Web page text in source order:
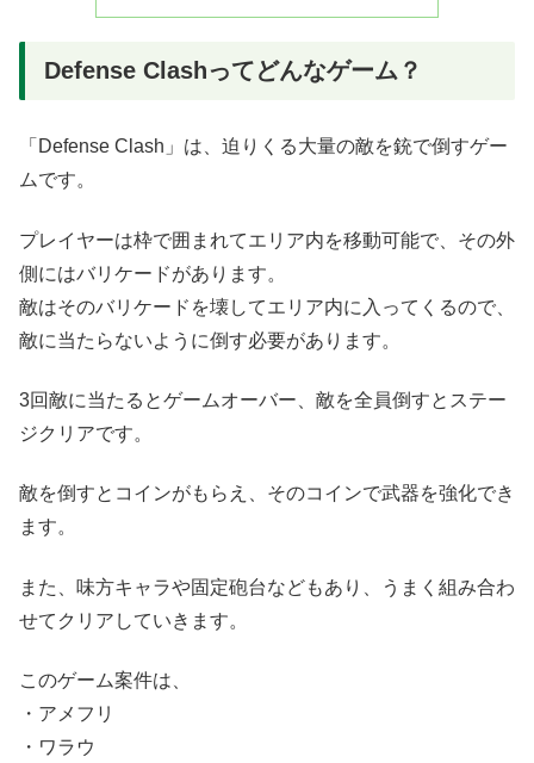
Defense Clashってどんなゲーム？
「Defense Clash」は、迫りくる大量の敵を銃で倒すゲー
ムです。
プレイヤーは枠で囲まれてエリア内を移動可能で、その外
側にはバリケードがあります。
敵はそのバリケードを壊してエリア内に入ってくるので、
敵に当たらないように倒す必要があります。
3回敵に当たるとゲームオーバー、敵を全員倒すとステー
ジクリアです。
敵を倒すとコインがもらえ、そのコインで武器を強化でき
ます。
また、味方キャラや固定砲台などもあり、うまく組み合わ
せてクリアしていきます。
このゲーム案件は、
・アメフリ
・ワラウ